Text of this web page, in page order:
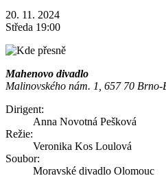
20. 11. 2024
Středa 19:00
Mahenovo divadlo
Malinovského nám. 1, 657 70 Brno-
Dirigent:
Anna Novotná Pešková
Režie:
Veronika Kos Loulová
Soubor:
Moravské divadlo Olomouc